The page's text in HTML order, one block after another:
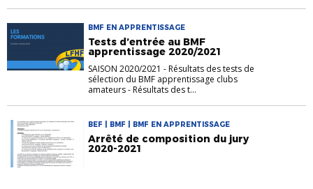
BMF EN APPRENTISSAGE
Tests d’entrée au BMF
apprentissage 2020/2021
SAISON 2020/2021 - Résultats des tests de
sélection du BMF apprentissage clubs
amateurs - Résultats des t...
BEF | BMF | BMF EN APPRENTISSAGE
Arrêté de composition du jury
2020-2021